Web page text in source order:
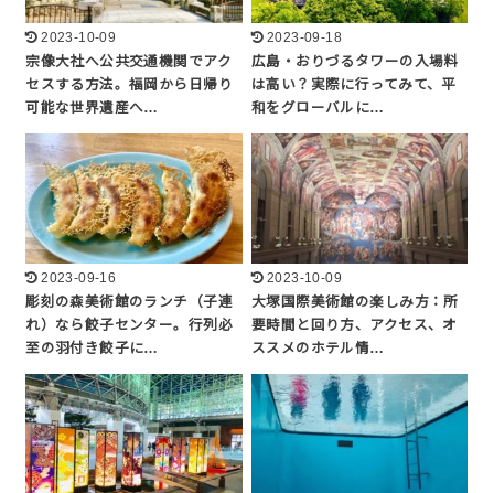
2023-10-09
宗像大社へ公共交通機関でアク
セスする方法。福岡から日帰り
可能な世界遺産へ…
2023-09-18
広島・おりづるタワーの入場料
は高い？実際に行ってみて、平
和をグローバルに…
2023-09-16
彫刻の森美術館のランチ（子連
れ）なら餃子センター。行列必
至の羽付き餃子に…
2023-10-09
大塚国際美術館の楽しみ方：所
要時間と回り方、アクセス、オ
ススメのホテル情…